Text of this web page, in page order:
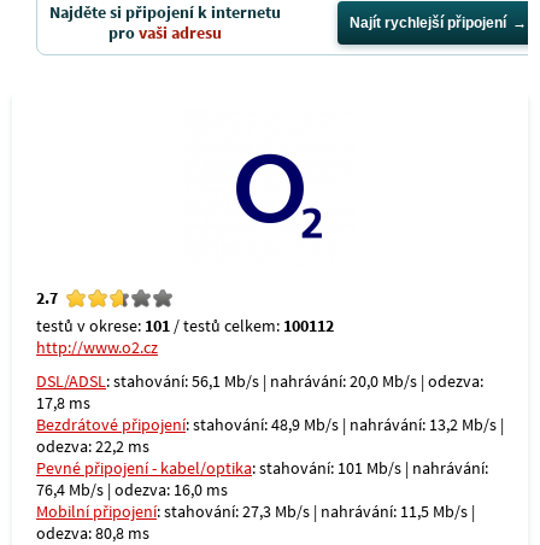
Najděte si připojení k internetu
provaši adresu Najít rychlejší připojení
2.7
testů v okrese: 101 / testů celkem: 100112
http://www.o2.cz
DSL/ADSL: stahování: 56,1 Mb/s | nahrávání: 20,0 Mb/s | odezva:
17,8 ms
Bezdrátové připojení: stahování: 48,9 Mb/s | nahrávání: 13,2 Mb/s |
odezva: 22,2 ms
Pevné připojení - kabel/optika: stahování: 101 Mb/s | nahrávání:
76,4 Mb/s | odezva: 16,0 ms
Mobilní připojení: stahování: 27,3 Mb/s | nahrávání: 11,5 Mb/s |
odezva: 80,8 ms